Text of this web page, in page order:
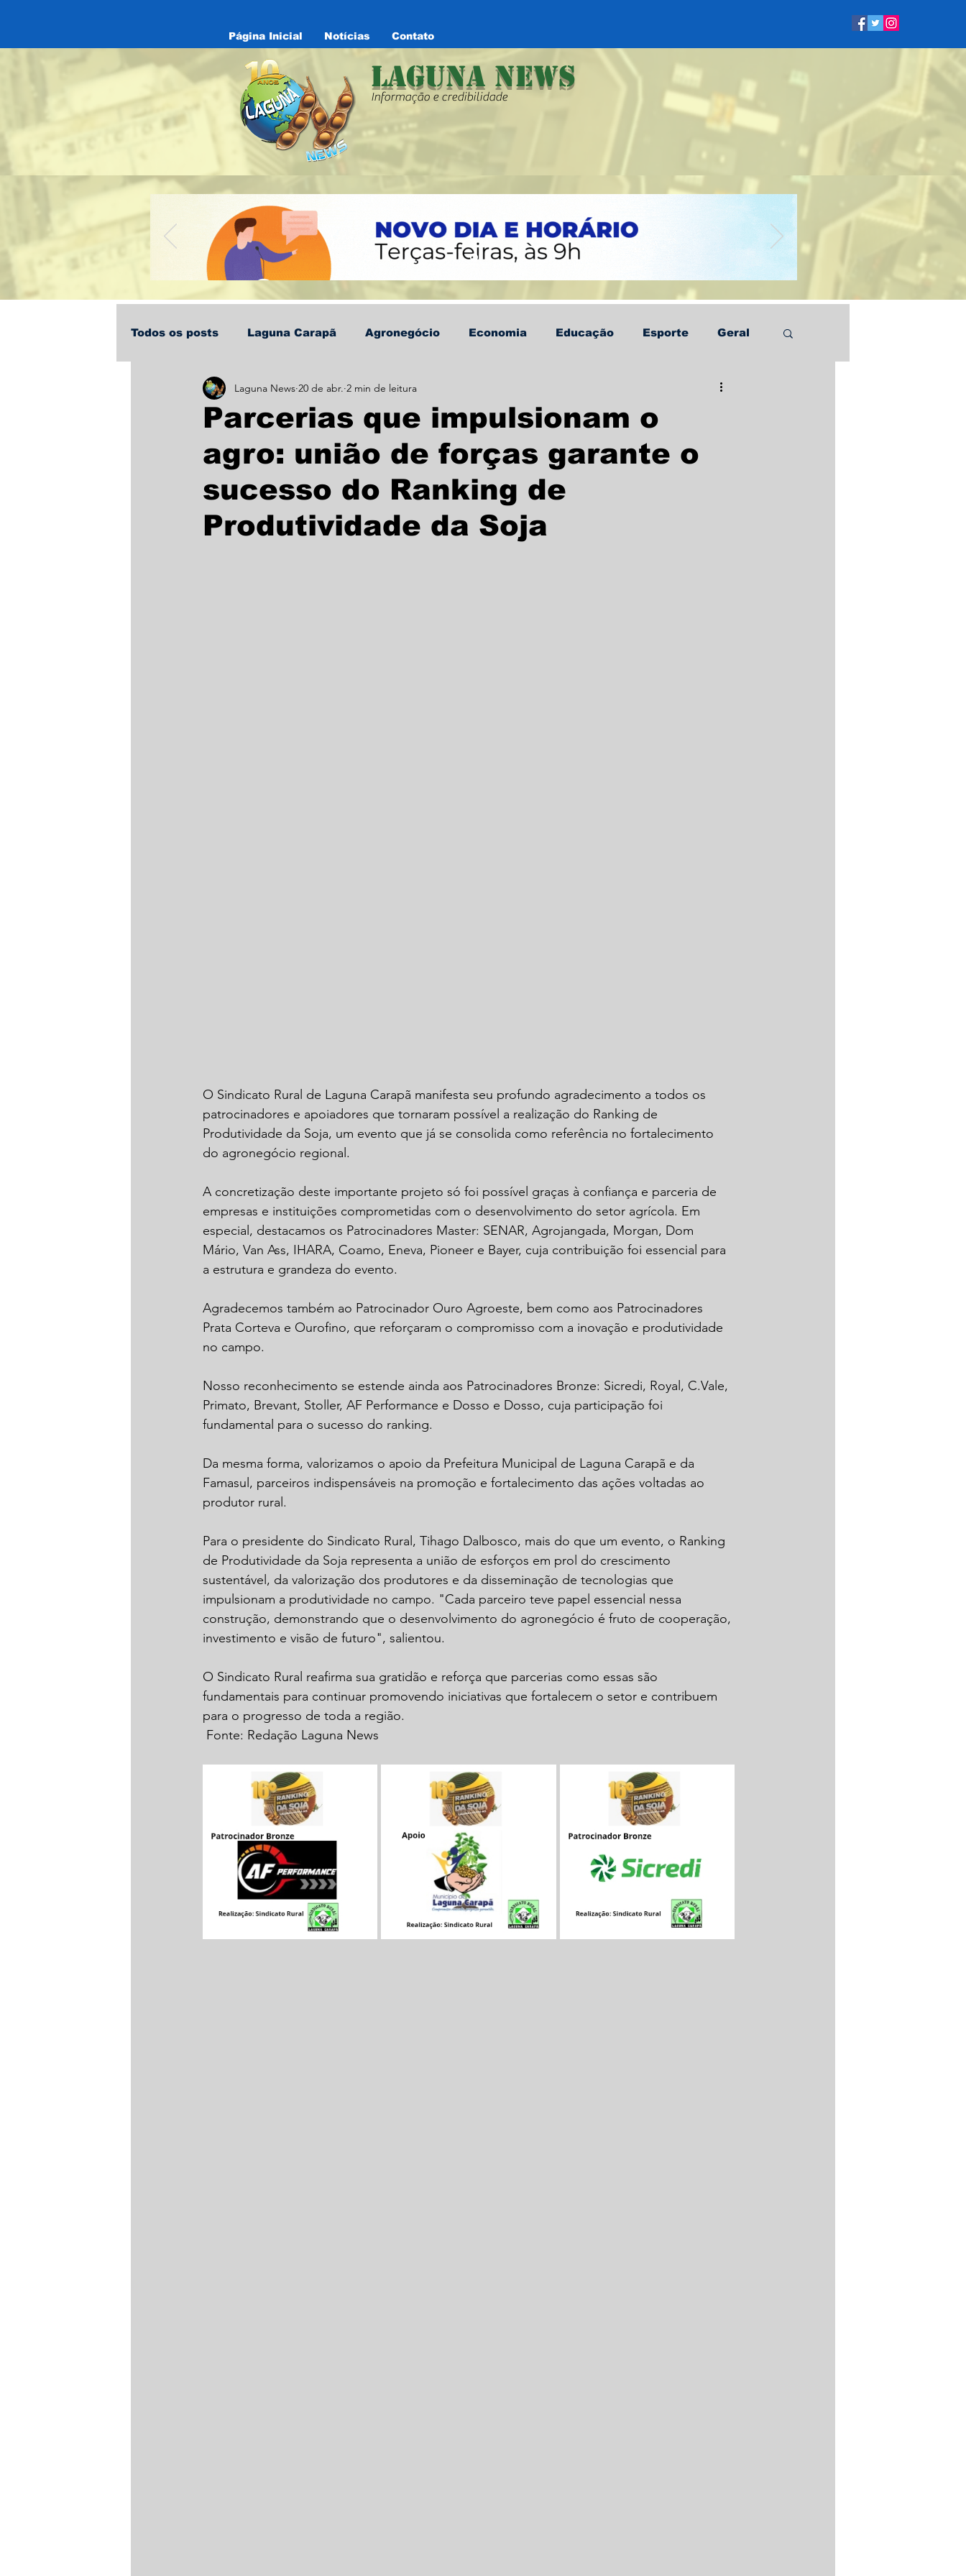
Página Inicial Notícias Contato
Laguna News
Informação e credibilidade
Todos os posts Laguna Carapã Agronegócio Economia Educação Esporte Geral
Policial Política Saúde Informe Publicitário
Parcerias que impulsionam o
agro: união de forças garante o
sucesso do Ranking de
Produtividade da Soja
Laguna News 20 de abr. 2 min de leitura
O Sindicato Rural de Laguna Carapã manifesta seu profundo agradecimento a todos os
patrocinadores e apoiadores que tornaram possível a realização do Ranking de
Produtividade da Soja, um evento que já se consolida como referência no fortalecimento
do agronegócio regional.
A concretização deste importante projeto só foi possível graças à confiança e parceria de
empresas e instituições comprometidas com o desenvolvimento do setor agrícola. Em
especial, destacamos os Patrocinadores Master: SENAR, Agrojangada, Morgan, Dom
Mário, Van Ass, IHARA, Coamo, Eneva, Pioneer e Bayer, cuja contribuição foi essencial para
a estrutura e grandeza do evento.
Agradecemos também ao Patrocinador Ouro Agroeste, bem como aos Patrocinadores
Prata Corteva e Ourofino, que reforçaram o compromisso com a inovação e produtividade
no campo.
Nosso reconhecimento se estende ainda aos Patrocinadores Bronze: Sicredi, Royal, C.Vale,
Primato, Brevant, Stoller, AF Performance e Dosso e Dosso, cuja participação foi
fundamental para o sucesso do ranking.
Da mesma forma, valorizamos o apoio da Prefeitura Municipal de Laguna Carapã e da
Famasul, parceiros indispensáveis na promoção e fortalecimento das ações voltadas ao
produtor rural.
Para o presidente do Sindicato Rural, Tihago Dalbosco, mais do que um evento, o Ranking
de Produtividade da Soja representa a união de esforços em prol do crescimento
sustentável, da valorização dos produtores e da disseminação de tecnologias que
impulsionam a produtividade no campo. "Cada parceiro teve papel essencial nessa
construção, demonstrando que o desenvolvimento do agronegócio é fruto de cooperação,
investimento e visão de futuro", salientou.
O Sindicato Rural reafirma sua gratidão e reforça que parcerias como essas são
fundamentais para continuar promovendo iniciativas que fortalecem o setor e contribuem
para o progresso de toda a região.
Fonte: Redação Laguna News